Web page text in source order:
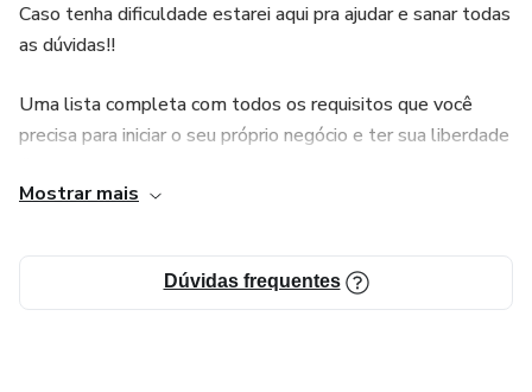
Caso tenha dificuldade estarei aqui pra ajudar e sanar todas
as dúvidas!!
Uma lista completa com todos os requisitos que você
precisa para iniciar o seu próprio negócio e ter sua liberdade
qualidade de todo o Brasil!!!
Mostrar mais
Dúvidas frequentes